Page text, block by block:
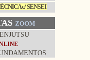
c/ SENSEI
ZOOM